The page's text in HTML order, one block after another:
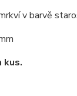
v barvě
kus.